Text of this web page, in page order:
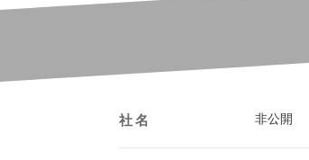
社名 非公開